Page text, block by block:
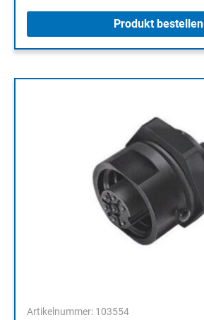
Produkt bestellen
Artikelnummer: 103554